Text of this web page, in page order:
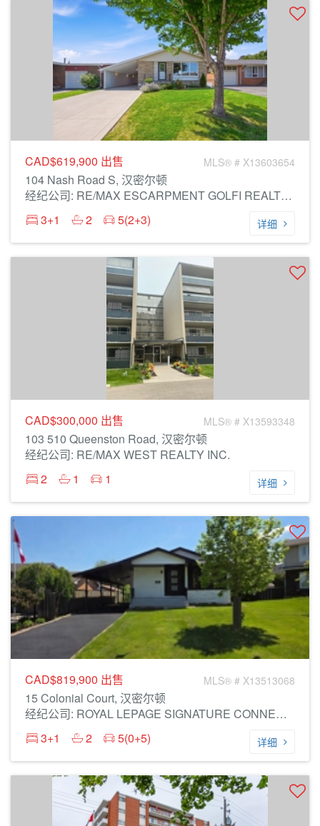
CAD$619,900 出售 MLS® # X13603654
104 Nash Road S, 汉密尔顿
经纪公司: RE/MAX ESCARPMENT GOLFI REALTY INC.
3+1
2 5(2+3) 详细
CAD$300,000 出售 MLS® # X13593348
103 510 Queenston Road, 汉密尔顿
经纪公司: RE/MAX WEST REALTY INC.
2
1 1 详细
CAD$819,900 出售 MLS® # X13513068
15 Colonial Court, 汉密尔顿
经纪公司: ROYAL LEPAGE SIGNATURE CONNECT.CA REALTY
3+1
2 5(0+5) 详细